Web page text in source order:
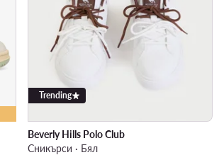
Trending
Beverly Hills Polo Club
Сникърси · Бял